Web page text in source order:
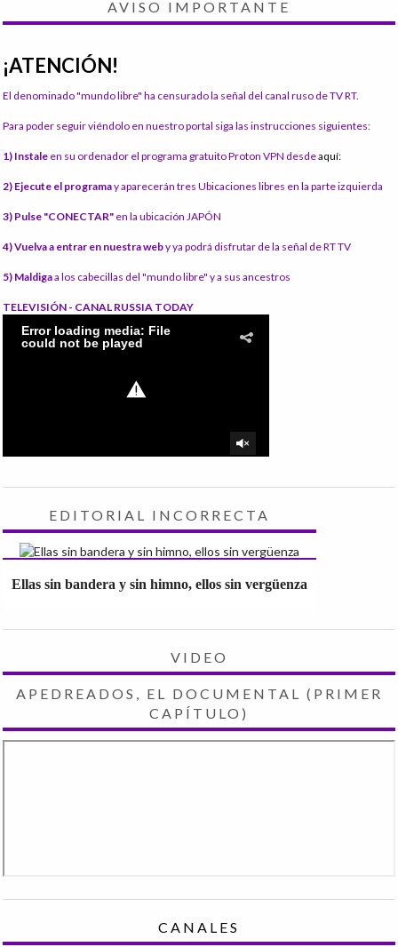
AVISO IMPORTANTE
¡ATENCIÓN!
El denominado "mundo libre" ha censurado la señal del canal ruso de TV RT.
Para poder seguir viéndolo en nuestro portal siga las instrucciones siguientes:
1) Instale en su ordenador el programa gratuito Proton VPN desdeaquí:
2) Ejecute el programay aparecerán tres Ubicaciones libres en la parte izquierda
3) Pulse "CONECTAR" en la ubicación JAPÓN
4) Vuelva a entrar en nuestra weby ya podrá disfrutar de la señal de RT TV
5) Maldigaa los cabecillas del "mundo libre" y a sus ancestros
TELEVISIÓN - CANAL RUSSIA TODAY
EDITORIAL INCORRECTA
Ellas sin bandera y sin himno, ellos sin vergüenza
VIDEO
APEDREADOS, EL DOCUMENTAL (PRIMER
CAPÍTULO)
CANALES